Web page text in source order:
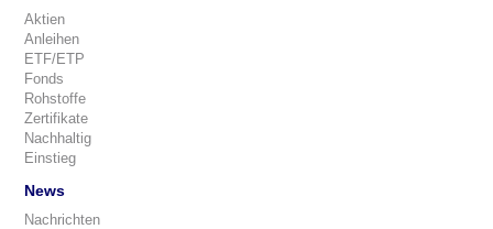
Aktien
Anleihen
ETF/ETP
Fonds
Rohstoffe
Zertifikate
Nachhaltig
Einstieg
News
Nachrichten